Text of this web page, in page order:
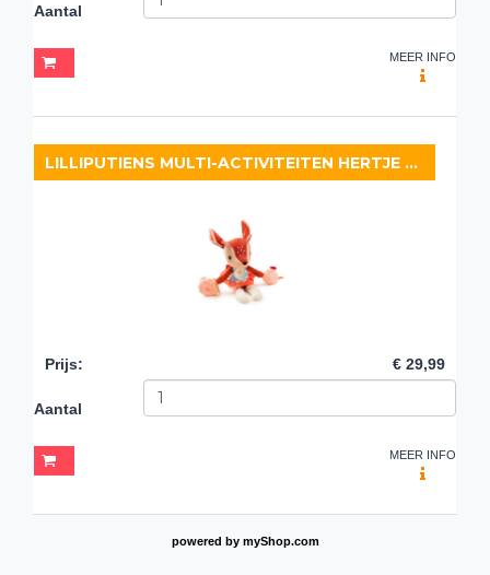
Aantal
MEER INFO
LILLIPUTIENS MULTI-ACTIVITEITEN HERTJE STELLA
Prijs: € 29,99
Aantal
MEER INFO
powered by myShop.com